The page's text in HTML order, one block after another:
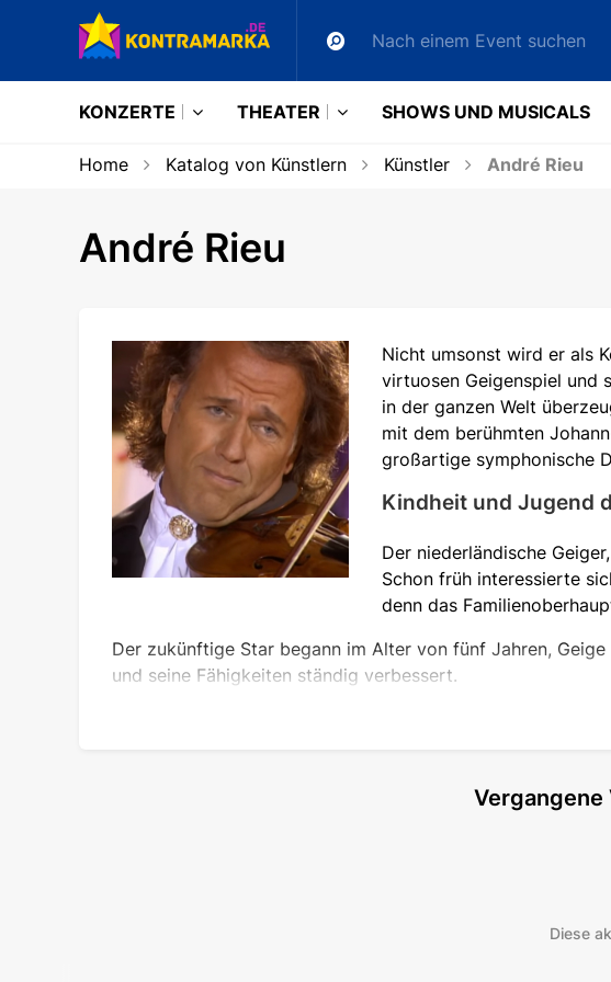
KONZERTE THEATER SHOWS UND MUSICALS
Home Katalog von Künstlern Künstler André Rieu
André Rieu
Nicht umsonst wird er als
virtuosen Geigenspiel und
in der ganzen Welt
mit dem berühmten
großartige symphonische
Kindheit und Jugend
Der niederländische
Schon früh interessierte
denn das
Der zukünftige Star begann im Alter von fünf Jahren,
und seine Fähigkeiten ständig verbessert.
Nachdem er sich früh für einen Beruf entschieden hatte,
Zunächst stand der zukünftige Musiker unter der Obhut
Maastrichter Salonorchester, das nur aus wenigen
Diese